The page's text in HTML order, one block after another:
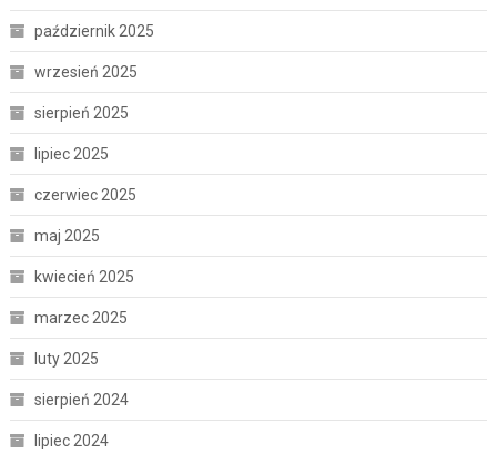
październik 2025
wrzesień 2025
sierpień 2025
lipiec 2025
czerwiec 2025
maj 2025
kwiecień 2025
marzec 2025
luty 2025
sierpień 2024
lipiec 2024